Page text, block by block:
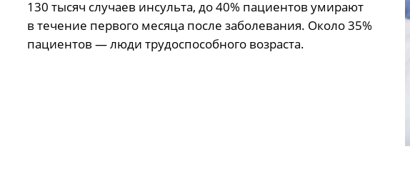
130 тысяч случаев инсульта, до 40% пациентов умирают
в течение первого месяца после заболевания. Около 35%
пациентов — люди трудоспособного возраста.